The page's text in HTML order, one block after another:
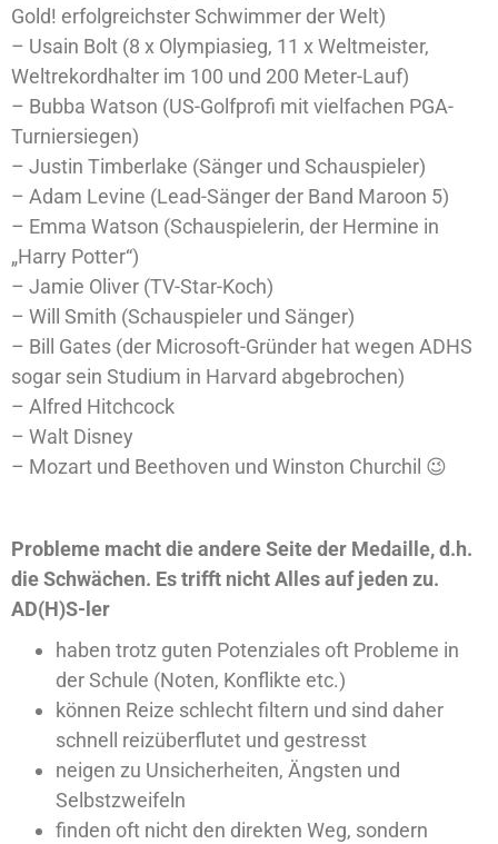
Gold! erfolgreichster Schwimmer der Welt)
– Usain Bolt (8 x Olympiasieg, 11 x Weltmeister,
Weltrekordhalter im 100 und 200 Meter-Lauf)
– Bubba Watson (US-Golfprofi mit vielfachen PGA-
Turniersiegen)
– Justin Timberlake (Sänger und Schauspieler)
– Adam Levine (Lead-Sänger der Band Maroon 5)
– Emma Watson (Schauspielerin, der Hermine in
„Harry Potter“)
– Jamie Oliver (TV-Star-Koch)
– Will Smith (Schauspieler und Sänger)
– Bill Gates (der Microsoft-Gründer hat wegen ADHS
sogar sein Studium in Harvard abgebrochen)
– Alfred Hitchcock
– Walt Disney
– Mozart und Beethoven und Winston Churchil 😉
Probleme macht die andere Seite der Medaille, d.h.
die Schwächen. Es trifft nicht Alles auf jeden zu.
AD(H)S-ler
haben trotz guten Potenziales oft Probleme in
der Schule (Noten, Konflikte etc.)
können Reize schlecht filtern und sind daher
schnell reizüberflutet und gestresst
neigen zu Unsicherheiten, Ängsten und
Selbstzweifeln
finden oft nicht den direkten Weg, sondern